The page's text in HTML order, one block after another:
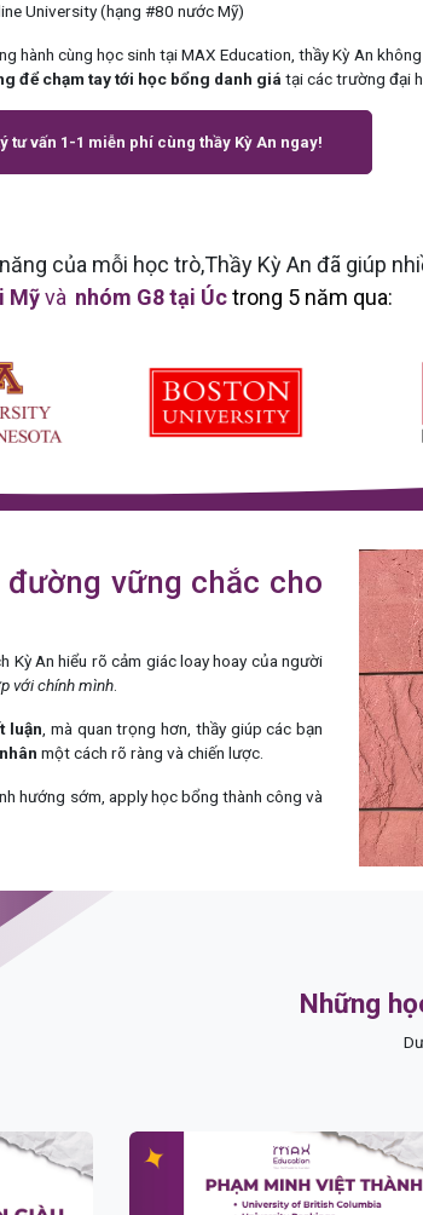
University (hạng #80 nước Mỹ)
hành cùng học sinh tại MAX Education, thầy Kỳ An
để chạm tay tới học bổng danh giá tại các trường đại
tư vấn 1-1 miễn phí cùng thầy Kỳ An ngay!
của mỗi học trò,Thầy Kỳ An đã giúp
Mỹvà nhóm G8 tại Úctrong 5 năm qua:
vững chắc cho
Kỳ An hiểu rõ cảm giác loay hoay của người
với chính mình
luận , mà quan trọng hơn, thầy giúp các bạn
một cách rõ ràng và chiến lược.
hướng sớm, apply học bổng thành công và
Những